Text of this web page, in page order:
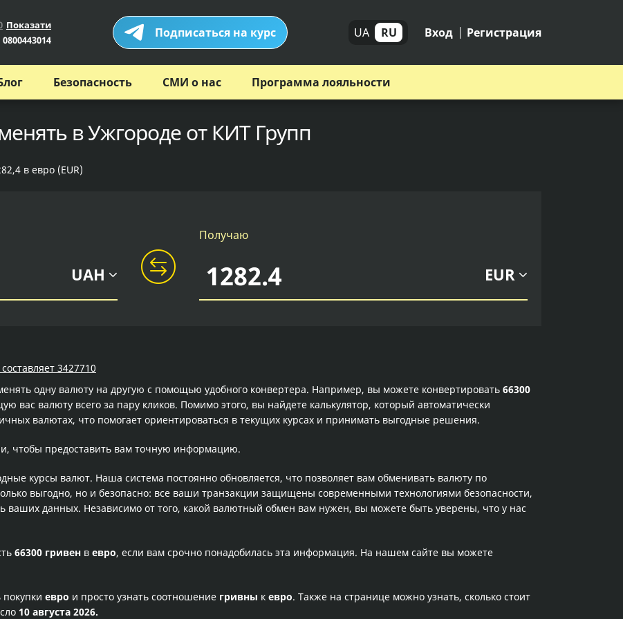
Показати
0800443014 Подписаться на курс UA RU Вход Регистрация
Безопасность СМИ о нас Программа лояльности
в Ужгороде от КИТ Групп
в евро (EUR)
UAH
Получаю
EUR
3427710
одну валюту на другую с помощью удобного конвертера. Например, вы можете конвертировать 66300
вас валюту всего за пару кликов. Помимо этого, вы найдете калькулятор, который автоматически
валютах, что помогает ориентироваться в текущих курсах и принимать выгодные решения.
чтобы предоставить вам точную информацию.
курсы валют. Наша система постоянно обновляется, что позволяет вам обменивать валюту по
выгодно, но и безопасно: все ваши транзакции защищены современными технологиями безопасности,
ваших данных. Независимо от того, какой валютный обмен вам нужен, вы можете быть уверены, что у нас
66300 гривен в евро, если вам срочно понадобилась эта информация. На нашем сайте вы можете
евро и просто узнать соотношение гривны к евро. Также на странице можно узнать, сколько стоит
10 августа 2026.